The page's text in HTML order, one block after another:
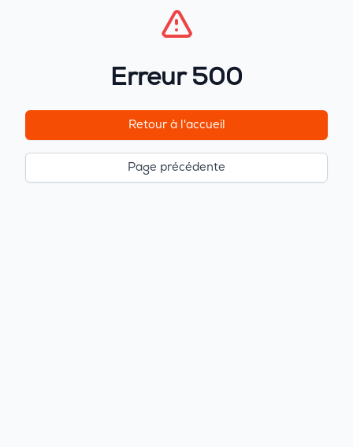
Erreur 500
Retour à l'accueil
Page précédente